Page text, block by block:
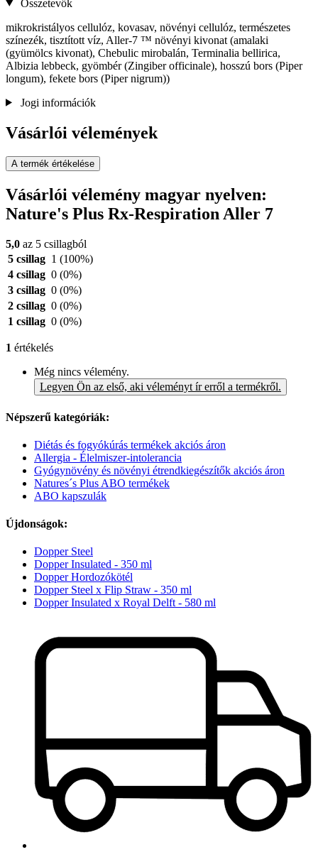
Összetevők
mikrokristályos cellulóz, kovasav, növényi cellulóz, természetes
színezék, tisztított víz, Aller-7 ™ növényi kivonat (amalaki
(gyümölcs kivonat), Chebulic mirobalán, Terminalia bellirica,
Albizia lebbeck, gyömbér (Zingiber officinale), hosszú bors (Piper
longum), fekete bors (Piper nigrum))
Jogi információk
Vásárlói vélemények
A termék értékelése
Vásárlói vélemény magyar nyelven:
Nature's Plus Rx-Respiration Aller 7
5,0 az 5 csillagból
5 csillag 1 (100%)
4 csillag 0 (0%)
3 csillag 0 (0%)
2 csillag 0 (0%)
1 csillag 0 (0%)
1 értékelés
Még nincs vélemény.
Legyen Ön az első, aki véleményt ír erről a termékről.
Népszerű kategóriák:
Diétás és fogyókúrás termékek akciós áron
Allergia - Élelmiszer-intolerancia
Gyógynövény és növényi étrendkiegészítők akciós áron
Natures´s Plus ABO termékek
ABO kapszulák
Újdonságok:
Dopper Steel
Dopper Insulated - 350 ml
Dopper Hordozókötél
Dopper Steel x Flip Straw - 350 ml
Dopper Insulated x Royal Delft - 580 ml